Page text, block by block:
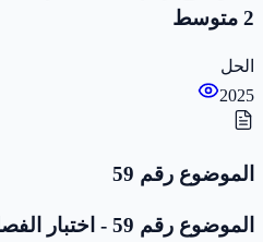
2 متوسط
الحل
2025
الموضوع رقم 59
الموضوع رقم 59 -